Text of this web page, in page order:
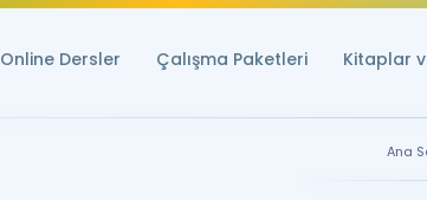
Online Dersler Çalışma Paketleri Kitaplar
Ana